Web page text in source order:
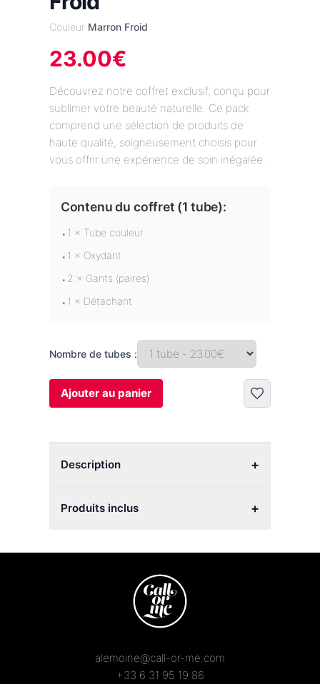
Couleur:Marron Froid
23.00€
Découvrez notre coffret exclusif, conçu pour
sublimer votre beauté naturelle. Ce pack
comprend une sélection de produits de
haute qualité, soigneusement choisis pour
vous offrir une expérience de soin inégalée.
Contenu du coffret (1 tube):
• 1 × Tube couleur
• 1 × Oxydant
• 2 × Gants (paires)
• 1 × Détachant
Nombre de tubes :
Ajouter au panier
Description +
Produits inclus +
alemoine@call-or-me.com
+33 6 31 95 19 86